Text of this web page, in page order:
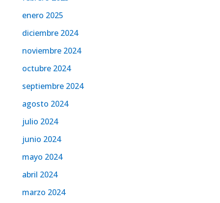
enero 2025
diciembre 2024
noviembre 2024
octubre 2024
septiembre 2024
agosto 2024
julio 2024
junio 2024
mayo 2024
abril 2024
marzo 2024